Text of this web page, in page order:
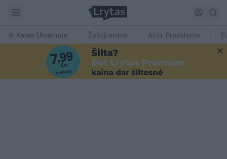
Karas Ukrainoje Žalioji erdvė Ačiū, Prezidente